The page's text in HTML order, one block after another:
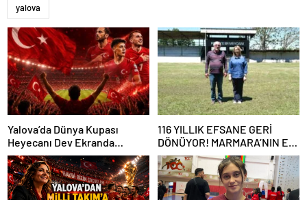
yalova
Yalova’da Dünya Kupası
Heyecanı Dev Ekranda
Yaşanacak
116 YILLIK EFSANE GERİ
DÖNÜYOR! MARMARA’NIN ER
MEYDANI YENİDEN
KURULUYOR